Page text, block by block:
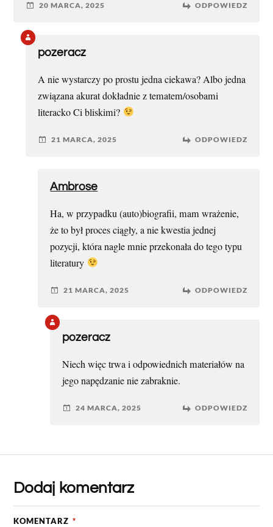
20 MARCA, 2025 ODPOWIEDZ
pozeracz
A nie wystarczy po prostu jedna ciekawa? Albo jedna
związana akurat dokładnie z tematem/osobami
literacko Ci bliskimi?
21 MARCA, 2025 ODPOWIEDZ
Ambrose
Ha, w przypadku (auto)biografii, mam wrażenie,
że to był proces ciągły, a nie kwestia jednej
pozycji, która nagle mnie przekonała do tego typu
literatury
21 MARCA, 2025 ODPOWIEDZ
pozeracz
Niech więc trwa i odpowiednich materiałów na
jego napędzanie nie zabraknie.
24 MARCA, 2025 ODPOWIEDZ
Dodaj komentarz
KOMENTARZ *